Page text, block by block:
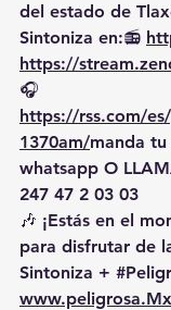
del estado de
Sintoniza en:📻
https://
🎧
https://rss.com/
1370am/manda tu
whatsapp O
247 47 2 03 03
🎶 ¡Estás en el
para disfrutar de
Sintoniza +
www.peligrosa.Mx